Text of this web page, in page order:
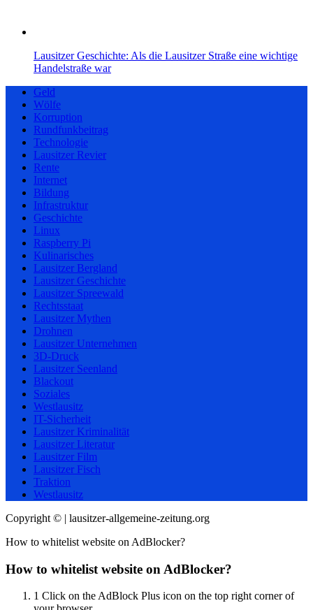
Lausitzer Geschichte: Als die Lausitzer Straße eine wichtige
Handelstraße war
Geld
Wölfe
Korruption
Rundfunkbeitrag
Technologie
Lausitzer Revier
Rente
Internet
Bildung
Infrastruktur
Geschichte
Linux
Raspberry Pi
Kulinarisches
Lausitzer Bergland
Lausitzer Geschichte
Lausitzer Spreewald
Rechtsstaat
Lausitzer Mythen
Drohnen
Lausitzer Unternehmen
3D-Druck
Lausitzer Seenland
Blackout
Soziales
Westlausitz
IT-Sicherheit
Lausitzer Kriminalität
Lausitzer Literatur
Lausitzer Film
Lausitzer Fisch
Traktion
Westlausitz
Copyright © | lausitzer-allgemeine-zeitung.org
How to whitelist website on AdBlocker?
How to whitelist website on AdBlocker?
1 Click on the AdBlock Plus icon on the top right corner of